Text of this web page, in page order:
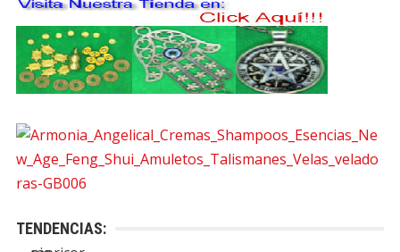
TENDENCIAS: